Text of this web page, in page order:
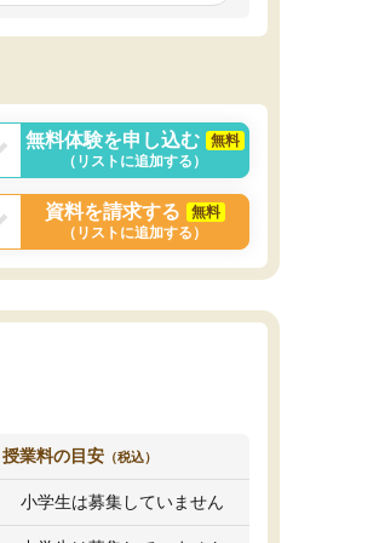
と感じました。
無料体験を申し込む
無料
（リストに追加する）
資料を請求する
無料
（リストに追加する）
授業料の目安 （税込）
小学生は募集していません